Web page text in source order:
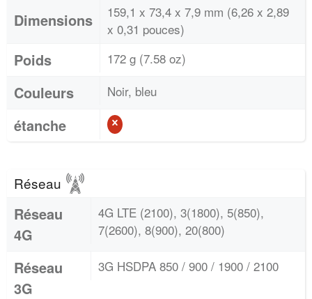
Dimensions
159,1 x 73,4 x 7,9 mm (6,26 x 2,89
x 0,31 pouces)
Poids 172 g (7.58 oz)
Couleurs Noir, bleu
étanche
Réseau
Réseau
4G
4G LTE (2100), 3(1800), 5(850),
7(2600), 8(900), 20(800)
Réseau
3G
3G HSDPA 850 / 900 / 1900 / 2100